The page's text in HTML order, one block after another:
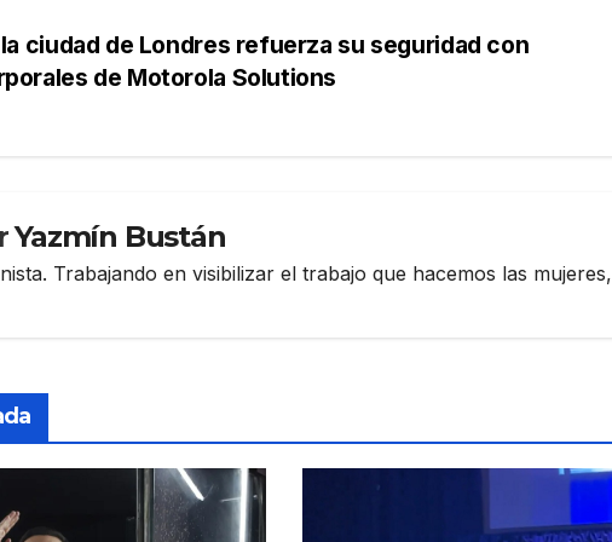
ciudad de Londres refuerza su seguridad con
de Motorola Solutions
Yazmín Bustán
Trabajando en visibilizar el trabajo que hacemos las mujeres,